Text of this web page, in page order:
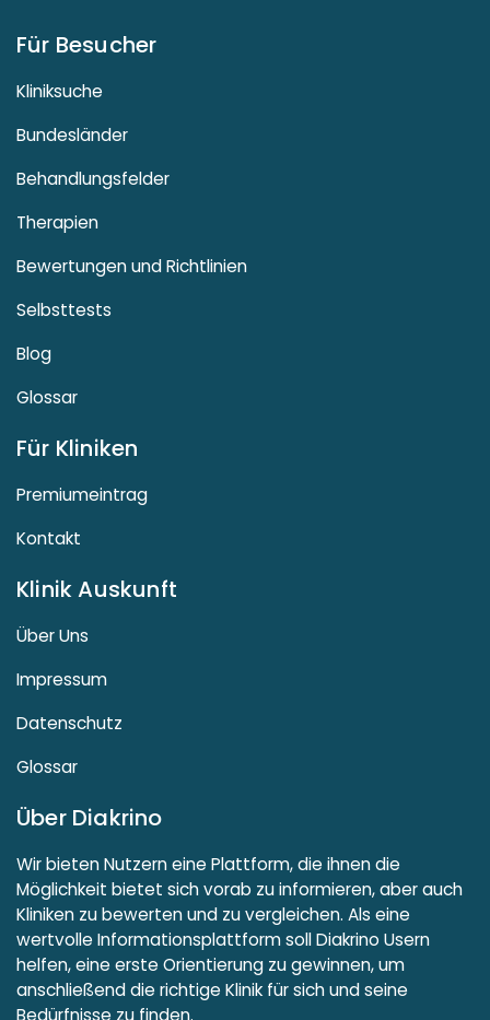
Für Besucher
Kliniksuche
Bundesländer
Behandlungsfelder
Therapien
Bewertungen und Richtlinien
Selbsttests
Blog
Glossar
Für Kliniken
Premiumeintrag
Kontakt
Klinik Auskunft
Über Uns
Impressum
Datenschutz
Glossar
Über Diakrino
Wir bieten Nutzern eine Plattform, die ihnen die
Möglichkeit bietet sich vorab zu informieren, aber auch
Kliniken zu bewerten und zu vergleichen. Als eine
wertvolle Informationsplattform soll Diakrino Usern
helfen, eine erste Orientierung zu gewinnen, um
anschließend die richtige Klinik für sich und seine
Bedürfnisse zu finden.